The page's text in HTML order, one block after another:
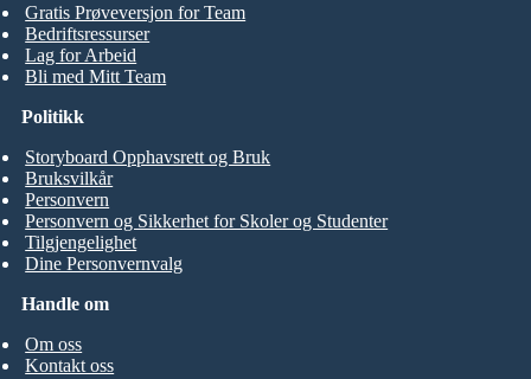
Gratis Prøveversjon for Team
Bedriftsressurser
Lag for Arbeid
Bli med Mitt Team
Handle om
Om oss
Kontakt oss
Politikk
Storyboard Opphavsrett og Bruk
Bruksvilkår
Personvern
Personvern og Sikkerhet for Skoler og Studenter
Tilgjengelighet
Dine Personvernvalg